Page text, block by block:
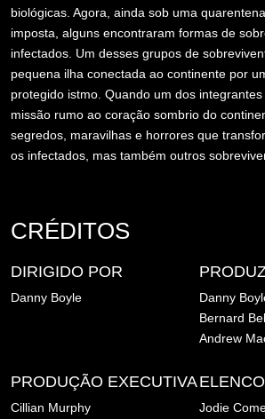
biológicas. Agora, ainda sob uma
imposta, alguns encontraram formas de
infectados. Um desses grupos de
pequena ilha conectada ao continente por
protegido istmo. Quando um dos
missão rumo ao coração sombrio do
segredos, maravilhas e horrores que
os infectados, mas também outros
CRÉDITOS
DIRIGIDO POR
Danny Boyle Danny
Bernard
Andrew
PRODUÇÃO EXECUTIVA
Cillian Murphy
ELENCO
Jodie